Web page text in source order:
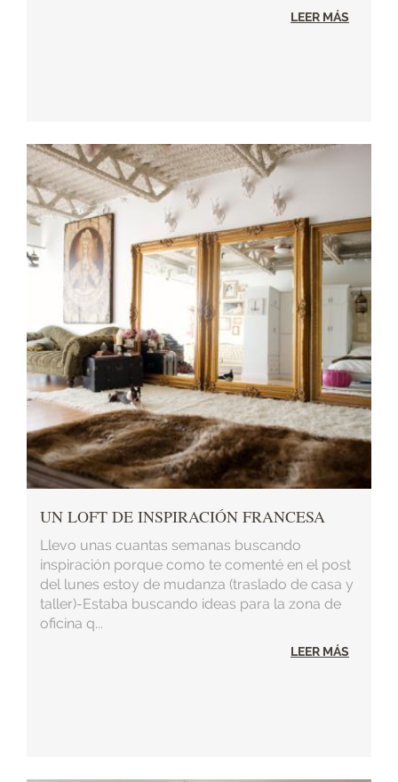
LEER MÁS
UN LOFT DE INSPIRACIÓN FRANCESA
Llevo unas cuantas semanas buscando
inspiración porque como te comenté en el post
del lunes estoy de mudanza (traslado de casa y
taller)-Estaba buscando ideas para la zona de
oficina q...
LEER MÁS